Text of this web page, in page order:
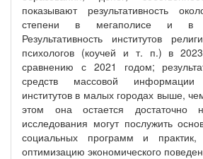
показывают результативность
степени в мегаполисе и в
Результативность институтов
психологов (коучей и т. п.) в
сравнению с 2021 годом;
средств массовой
институтов в малых городах выше,
этом она остается достаточно
исследования могут послужить
социальных программ и
оптимизацию экономического